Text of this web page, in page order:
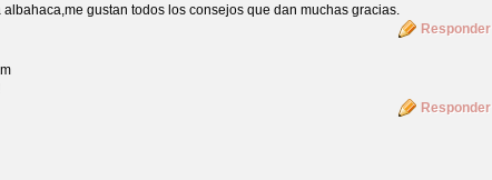
gustan todos los consejos que dan muchas gracias.
Responder
Responder